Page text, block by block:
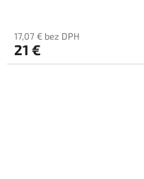
17,07 € bez DPH
21 €